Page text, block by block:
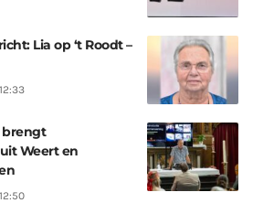
Lia op ‘t Roodt –
brengt
Weert en